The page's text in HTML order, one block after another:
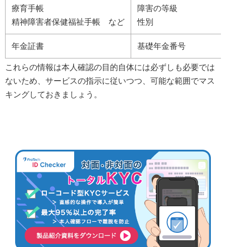
療育手帳
精神障害者保健福祉手帳 など
障害の等級
性別
年金証書 基礎年金番号
これらの情報は本人確認の目的自体には必ずしも必要では
ないため、サービスの指示に従いつつ、可能な範囲でマス
キングしておきましょう。